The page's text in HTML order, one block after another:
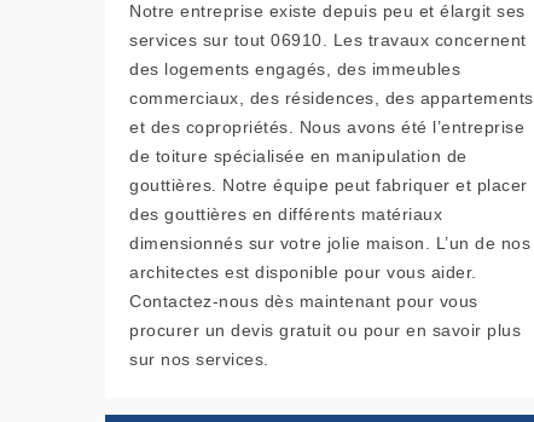
Notre entreprise existe depuis peu et élargit ses
services sur tout 06910. Les travaux concernent
des logements engagés, des immeubles
commerciaux, des résidences, des appartements
et des copropriétés. Nous avons été l’entreprise
de toiture spécialisée en manipulation de
gouttières. Notre équipe peut fabriquer et placer
des gouttières en différents matériaux
dimensionnés sur votre jolie maison. L’un de nos
architectes est disponible pour vous aider.
Contactez-nous dès maintenant pour vous
procurer un devis gratuit ou pour en savoir plus
sur nos services.